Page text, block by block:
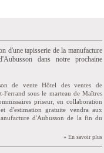
d'une tapisserie de la manufacture
dans notre prochaine
de vente Hôtel des ventes de
Ferrand sous le marteau de Maîtres
priseur, en collaboration
d'estimation gratuite vendra aux
d'Aubusson de la fin du
» En savoir plus